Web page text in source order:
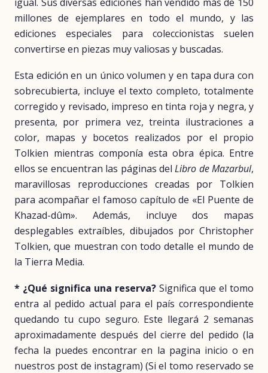
igual. Sus diversas ediciones han vendido más de 150
millones de ejemplares en todo el mundo, y las
ediciones especiales para coleccionistas suelen
convertirse en piezas muy valiosas y buscadas.
Esta edición en un único volumen y en tapa dura con
sobrecubierta, incluye el texto completo, totalmente
corregido y revisado, impreso en tinta roja y negra, y
presenta, por primera vez, treinta ilustraciones a
color, mapas y bocetos realizados por el propio
Tolkien mientras componía esta obra épica. Entre
ellos se encuentran las páginas delLibro de Mazarbul,
maravillosas reproducciones creadas por Tolkien
para acompañar el famoso capítulo de «El Puente de
Khazad-dûm». Además, incluye dos mapas
desplegables extraíbles, dibujados por Christopher
Tolkien, que muestran con todo detalle el mundo de
la Tierra Media.
* ¿Qué significa una reserva? Significa que el tomo
entra al pedido actual para el país correspondiente
quedando tu cupo seguro. Este llegará 2 semanas
aproximadamente después del cierre del pedido (la
fecha la puedes encontrar en la pagina inicio o en
nuestros post de instagram) (Si el tomo reservado se